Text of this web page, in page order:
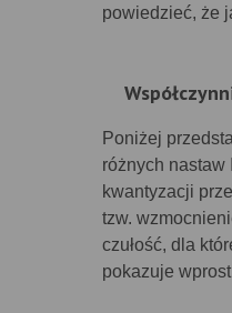
powiedzieć, że
Poniżej
różnych nastaw
kwantyzacji
tzw.
czułość, dla
pokazuje